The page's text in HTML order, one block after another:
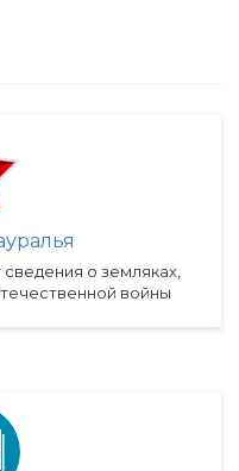
о земляках,
войны